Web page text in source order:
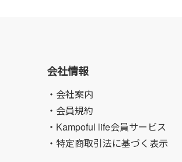
会社情報
・会社案内
・会員規約
・Kampoful life会員サービス
・特定商取引法に基づく表示